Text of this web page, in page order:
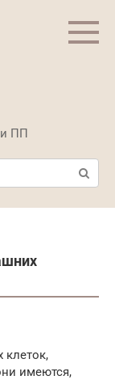
и ПП
клеток,
имеются,